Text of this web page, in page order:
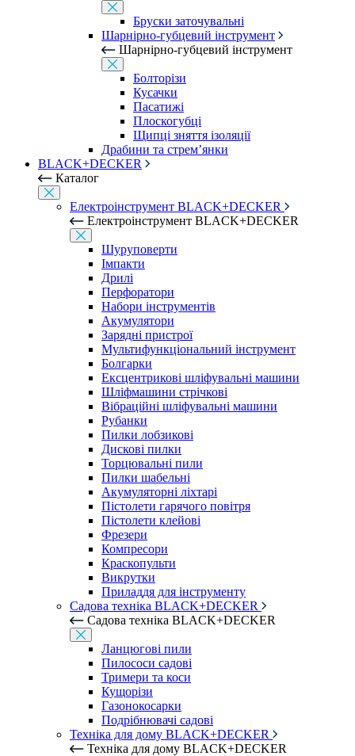
Бруски заточувальні
Шарнірно-губцевий інструмент
Шарнірно-губцевий інструмент
Болторізи
Кусачки
Пасатижі
Плоскогубці
Щипці зняття ізоляції
Драбини та стрем’янки
BLACK+DECKER
Каталог
Електроінструмент BLACK+DECKER
Електроінструмент BLACK+DECKER
Шуруповерти
Імпакти
Дрилі
Перфоратори
Набори інструментів
Акумулятори
Зарядні пристрої
Мультифункціональний інструмент
Болгарки
Ексцентрикові шліфувальні машини
Шліфмашини стрічкові
Вібраційні шліфувальні машини
Рубанки
Пилки лобзикові
Дискові пилки
Торцювальні пили
Пилки шабельні
Акумуляторні ліхтарі
Пістолети гарячого повітря
Пістолети клейові
Фрезери
Компресори
Краскопульти
Викрутки
Приладдя для інструменту
Садова техніка BLACK+DECKER
Садова техніка BLACK+DECKER
Ланцюгові пили
Пилососи садові
Тримери та коси
Кущорізи
Газонокосарки
Подрібнювачі садові
Техніка для дому BLACK+DECKER
Техніка для дому BLACK+DECKER